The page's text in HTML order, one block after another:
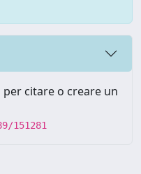
citare o creare un
151281